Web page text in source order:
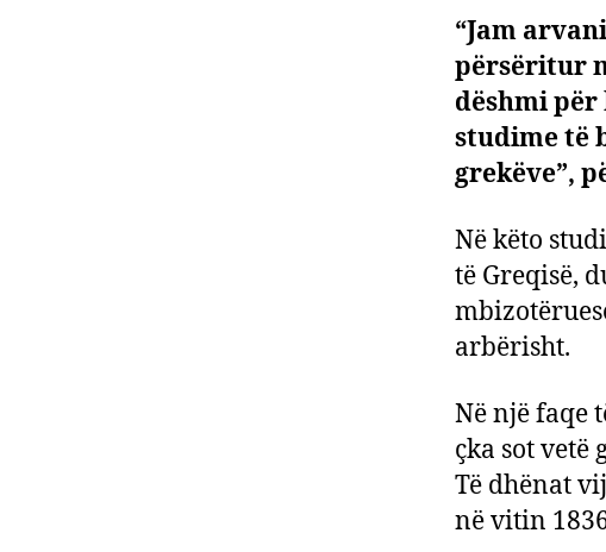
“Jam
përsëritur
dëshmi për
studime të
grekëve”,
Në këto
të Greqisë,
arbërisht.
Në një faqe
çka sot vetë
Të dhënat
në vitin